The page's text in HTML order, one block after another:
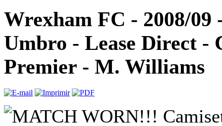
Wrexham FC - 2008/09
Umbro - Lease Direct -
Premier - M. Williams